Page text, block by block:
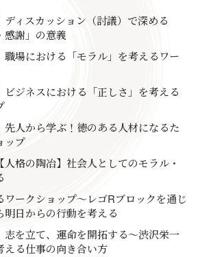
ディスカッション（討議）で深める
感謝」の意義
職場における「モラル」を考えるワー
ビジネスにおける「正しさ」を考える
先人から学ぶ！徳のある人材になるた
ップ
人格の陶冶】社会人としてのモラル・
ワークショップ～レゴRブロックを通じ
明日からの行動を考える
志を立て、運命を開拓する～渋沢栄一
える仕事の向き合い方